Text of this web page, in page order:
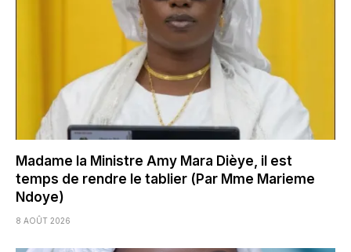
Madame la Ministre Amy Mara Dièye, il est
temps de rendre le tablier (Par Mme Marieme
Ndoye)
8 AOÛT 2026